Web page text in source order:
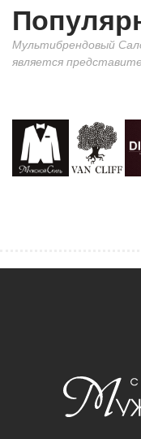
Мультибрендовый
является